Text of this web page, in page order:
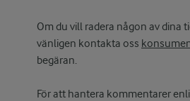
Om du vill radera någon av dina
vänligen kontakta oss
begäran.
För att hantera kommentarer